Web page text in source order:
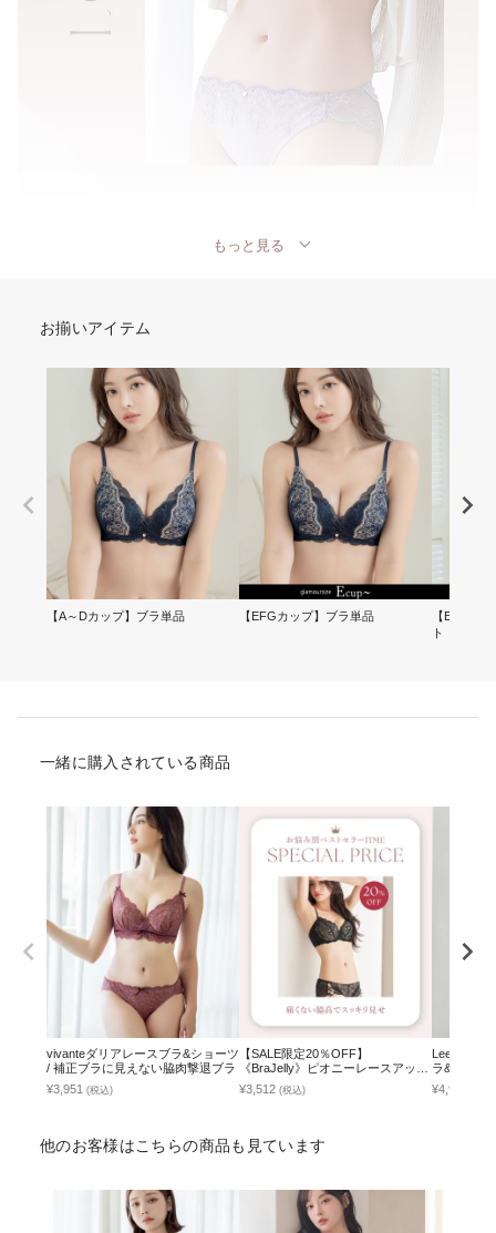
もっと見る
お揃いアイテム
【A～Dカップ】ブラ単品 【EFGカップ】ブラ単品
【EFGカ
ト
一緒に購入されている商品
vivanteダリアレースブラ&ショーツ
/ 補正ブラに見えない脇肉撃退ブラ
¥3,951 (税込)
【SALE限定20％OFF】
《BraJelly》ピオニーレースアップ
ブラ＆ショーツ
¥3,512 (税込)
Leene セ
ラ&ショー
¥4,990
他のお客様はこちらの商品も見ています